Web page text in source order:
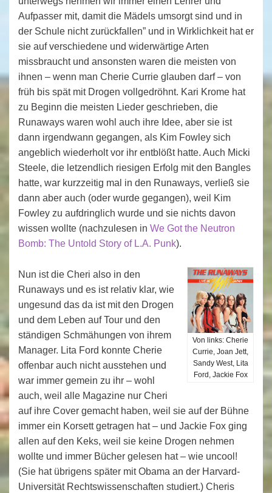
Aufpasser mit, damit die Mädels umsorgt sind und in
der Schule nicht zurückfallen” und in Wirklichkeit hat er
sie auf verschiedene und widerwärtige Arten
missbraucht und ansonsten waren die meisten von
ihnen – wenn man Cherie Currie glauben darf – von
früh bis spät mit Drogen vollgedröhnt. Kari Krome hat
zu Beginn die meisten Lieder geschrieben, die
Runaways waren wohl auch ihre Idee, aber sie ist
dann irgendwann gegangen, als Kim Fowley sich
angeblich wiederholt vor ihr entblößt hatte. Auch Micki
Steele, die letzendlich riesigen Erfolg mit den Bangles
hatte, war kurzzeitig mal in den Runaways, verließ sie
dann aber auch (oder wurde gegangen), weil Kim
Fowley zu aufdringlich wurde und sie nichts davon
wissen wollte (nachzulesen in We Got the Neutron
Bomb: The Untold Story of L.A. Punk).
Von links: Cherie
Currie, Joan Jett,
Sandy West, Lita
Ford, Jackie Fox
Nun ist die Cheri also in den
Runaways und es ist relativ klar, wie
ungesund das da ist mit den Drogen
und dem Leben auf Tour und den
ständigen Schmähungen von ihrem
Manager. Lita Ford konnte Cherie
offenbar auch nicht ausstehen und
war immer gemein zu ihr – wohl
auch, weil alle Magazine nur Cheri
auf ihre Cover gemacht haben, weil sie auf der Bühne
immer ein Korsett getragen hat – und Jackie Fox ging
allen auf den Keks, weil sie keine Drogen nehmen
wollte und immer Bücher gelesen hat – wie uncool!
(Sie hat übrigens später mit Obama an der Harvard-
Universität Rechtswissenschaften studiert.) Cheris